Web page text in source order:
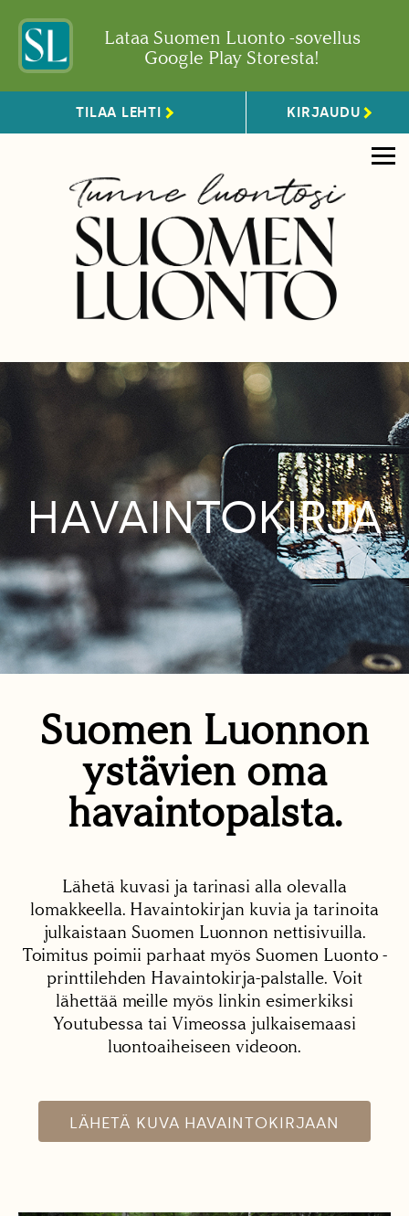
Lataa Suomen Luonto -sovellus
Google Play Storesta!
TILAA LEHTI KIRJAUDU
HAVAINTOKIRJA
Suomen Luonnon
ystävien oma
havaintopalsta.
Lähetä kuvasi ja tarinasi alla olevalla
lomakkeella. Havaintokirjan kuvia ja tarinoita
julkaistaan Suomen Luonnon nettisivuilla.
Toimitus poimii parhaat myös Suomen Luonto -
printtilehden Havaintokirja-palstalle. Voit
lähettää meille myös linkin esimerkiksi
Youtubessa tai Vimeossa julkaisemaasi
luontoaiheiseen videoon.
LÄHETÄ KUVA HAVAINTOKIRJAAN